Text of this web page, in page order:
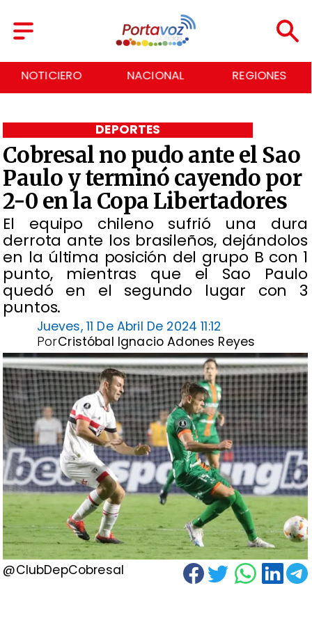
NACIONAL REGIONES
Cobresal no pudo ante el Sao
Paulo y terminó cayendo por
2-0 en la Copa Libertadores
​El equipo chileno sufrió una dura
derrota ante los brasileños, dejándolos
en la última posición del grupo B con 1
punto, mientras que el Sao Paulo
quedó en el segundo lugar con 3
puntos.
DEPORTES
Jueves, 11 De Abril De 2024 11:12
Cristóbal Ignacio Adones Reyes
Por
@ClubDepCobresal